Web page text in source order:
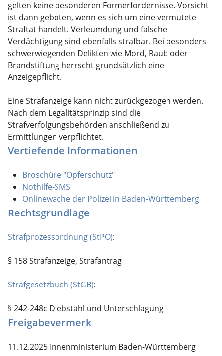
gelten keine besonderen Formerfordernisse. Vorsicht
ist dann geboten, wenn es sich um eine vermutete
Straftat handelt. Verleumdung und falsche
Verdächtigung sind ebenfalls strafbar. Bei besonders
schwerwiegenden Delikten wie Mord, Raub oder
Brandstiftung herrscht grundsätzlich eine
Anzeigepflicht.
Eine Strafanzeige kann nicht zurückgezogen werden.
Nach dem Legalitätsprinzip sind die
Strafverfolgungsbehörden anschließend zu
Ermittlungen verpflichtet.
Vertiefende Informationen
Broschüre "Opferschutz"
Nothilfe-SMS
Onlinewache der Polizei in Baden-Württemberg
Rechtsgrundlage
Strafprozessordnung (StPO):
§ 158 Strafanzeige, Strafantrag
Strafgesetzbuch (StGB):
§ 242-248c Diebstahl und Unterschlagung
Freigabevermerk
11.12.2025 Innenministerium Baden-Württemberg